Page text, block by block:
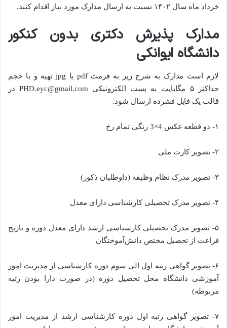
خرداد ماه سال ١۴٠٢ نسبت به ارسال مدارک مورد نیاز اقدام کنند.
مدارک پذیرش دکتری بدون کنکور
دانشگاه ایوانکی
لازم است مدارک به شرح زیر به فرمت pdf یا jpg تهیه و با حجم
حداکثر ۵ مگابایت به پست الکترونیکی PHD.eyc@gmail.com در
قالب یک فایل فشرده ارسال شود.
۱- دو قطعه عکس 4×3 رنگی تمام رخ
۲- تصویر کارت ملی
۳- تصویر مدرک نظام وظیفه (داوطلبان ذکور)
۴- تصویر مدرک تحصیلی کارشناسی دارای معدل
۵- تصویر مدرک تحصیلی کارشناسی ارشد دارای معدل دوره و تاریخ
فراغت از تحصیل مختص دانش‌آموختگان
۶- تصویر گواهی رتبه اول الی سوم دوره کارشناسی از مدیریت امور
آموزشی دانشگاه محل تحصیل دوره (در صورت دارا بودن رتبه
مربوطه)
۷- تصویر گواهی رتبه اول دوره کارشناسی ارشد از مدیریت امور